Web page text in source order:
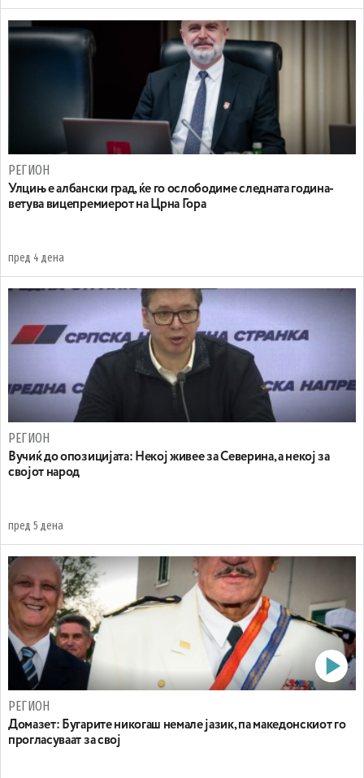
РЕГИОН
Улцињ е албански град, ќе го ослободиме следната година-
ветува вицепремиерот на Црна Гора
пред 4 дена
РЕГИОН
Вучиќ до опозицијата: Некој живее за Северина, а некој за
својот народ
пред 5 дена
РЕГИОН
Домазет: Бугарите никогаш немале јазик, па македонскиот го
прогласуваат за свој